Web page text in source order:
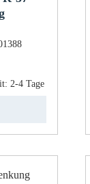
2-4 Tage